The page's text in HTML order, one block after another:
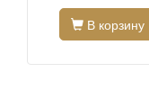
В корзину